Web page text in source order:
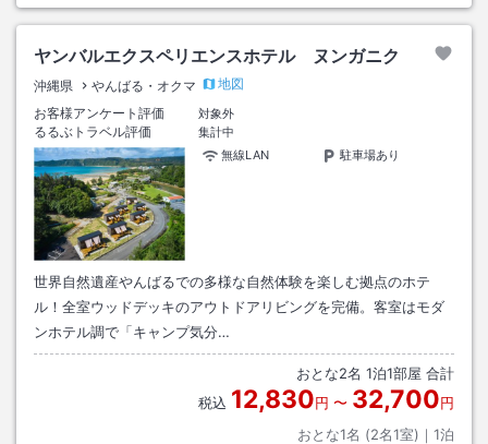
ヤンバルエクスペリエンスホテル ヌンガニク
沖縄県 やんばる・オクマ
地図
お客様アンケート評価
対象外
るるぶトラベル評価
集計中
無線LAN
駐車場あり
世界自然遺産やんばるでの多様な自然体験を楽しむ拠点のホテ
ル！全室ウッドデッキのアウトドアリビングを完備。客室はモダ
ンホテル調で「キャンプ気分…
おとな2名 1泊1部屋 合計
税込 12,830円 〜 32,700円
おとな1名 (2名1室)｜ 1泊